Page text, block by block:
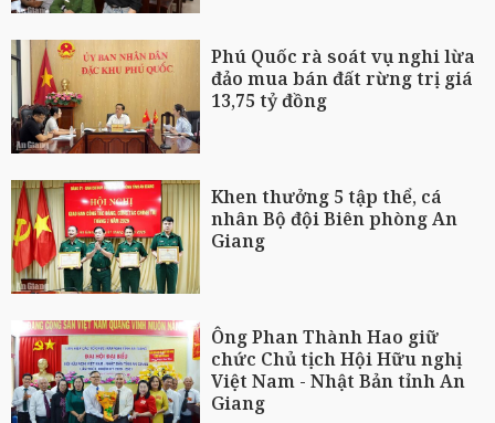
Phú Quốc rà soát vụ nghi lừa
đảo mua bán đất rừng trị giá
13,75 tỷ đồng
Khen thưởng 5 tập thể, cá
nhân Bộ đội Biên phòng An
Giang
Ông Phan Thành Hao giữ
chức Chủ tịch Hội Hữu nghị
Việt Nam - Nhật Bản tỉnh An
Giang